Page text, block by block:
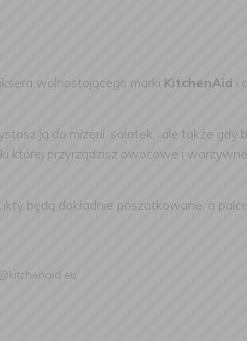
wolnostojącego marki KitchenAid i
ją do mizerii, sałatek, ale także gdy
której przyrządzisz owocowe i
będą dokładnie poszatkowane, a